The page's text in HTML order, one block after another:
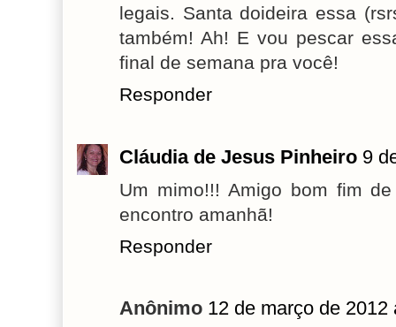
legais. Santa doideira essa
também! Ah! E vou pescar
final de semana pra você!
Responder
Cláudia de Jesus Pinheiro 9
Um mimo!!! Amigo bom fim
encontro amanhã!
Responder
Anônimo 12 de março de 2012